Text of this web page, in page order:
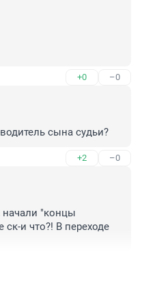
+0 –0
сына судьи?
+2 –0
начали "концы
ск-и что?! В переходе